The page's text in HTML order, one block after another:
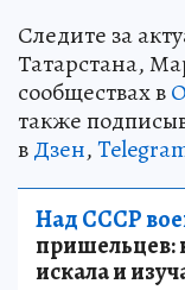
Следите за
Татарстана,
сообществах в
также
вДзен,
Над СССР
пришельцев:
искала и